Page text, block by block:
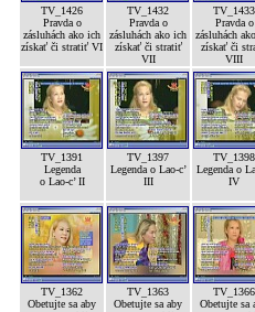
TV_1426
Pravda o
zásluhách ako ich
získať či stratiť VI
TV_1432
Pravda o
zásluhách ako ich
získať či stratiť
VII
TV_1433
Pravda o
zásluhách
získať či
VIII
TV_1391
Legenda
o Lao-c’ II
TV_1397
Legenda o Lao-c’
III
TV_1398
Legenda o
IV
TV_1362
Obetujte sa aby
TV_1363
Obetujte sa aby
TV_1366
Obetujte sa